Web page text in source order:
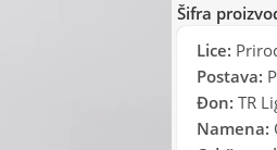
Šifra
Lice:
Postava:
Đon: TR
Namena: